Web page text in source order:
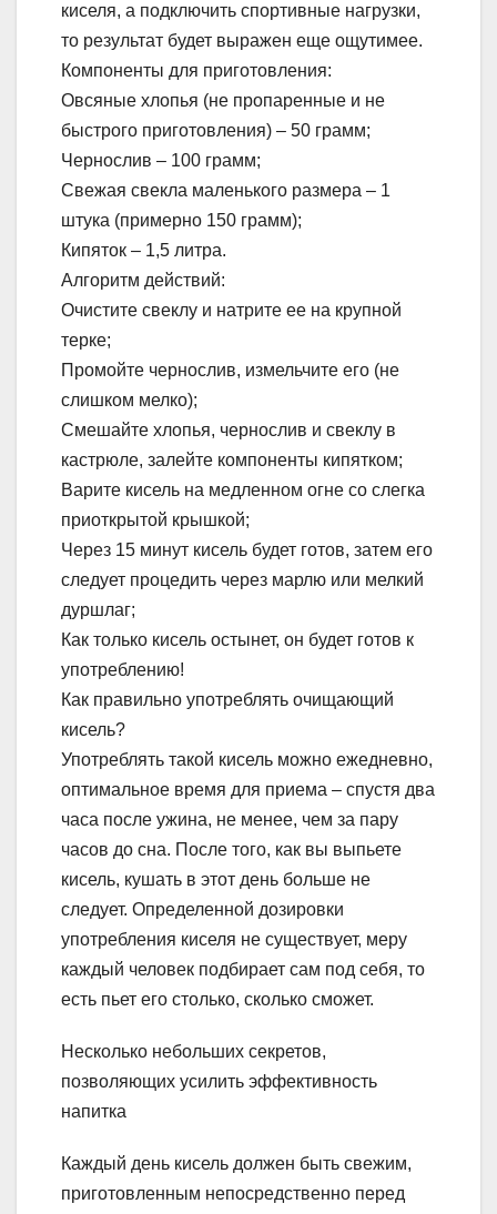
киселя, а подключить спортивные нагрузки,
то результат будет выражен еще ощутимее.
Компоненты для приготовления:
Овсяные хлопья (не пропаренные и не
быстрого приготовления) – 50 грамм;
Чернослив – 100 грамм;
Свежая свекла маленького размера – 1
штука (примерно 150 грамм);
Кипяток – 1,5 литра.
Алгоритм действий:
Очистите свеклу и натрите ее на крупной
терке;
Промойте чернослив, измельчите его (не
слишком мелко);
Смешайте хлопья, чернослив и свеклу в
кастрюле, залейте компоненты кипятком;
Варите кисель на медленном огне со слегка
приоткрытой крышкой;
Через 15 минут кисель будет готов, затем его
следует процедить через марлю или мелкий
дуршлаг;
Как только кисель остынет, он будет готов к
употреблению!
Как правильно употреблять очищающий
кисель?
Употреблять такой кисель можно ежедневно,
оптимальное время для приема – спустя два
часа после ужина, не менее, чем за пару
часов до сна. После того, как вы выпьете
кисель, кушать в этот день больше не
следует. Определенной дозировки
употребления киселя не существует, меру
каждый человек подбирает сам под себя, то
есть пьет его столько, сколько сможет.
Несколько небольших секретов,
позволяющих усилить эффективность
напитка
Каждый день кисель должен быть свежим,
приготовленным непосредственно перед